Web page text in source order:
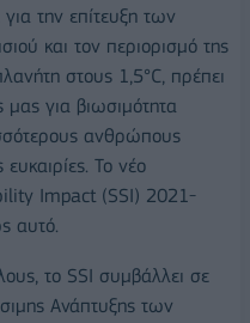
την επίτευξη των
και τον περιορισμό της
στους 1,5°C, πρέπει
μας για βιωσιμότητα
ανθρώπους
Το νέο
Impact (SSI) 2021-
αυτό.
το SSI συμβάλλει σε
Ανάπτυξης των